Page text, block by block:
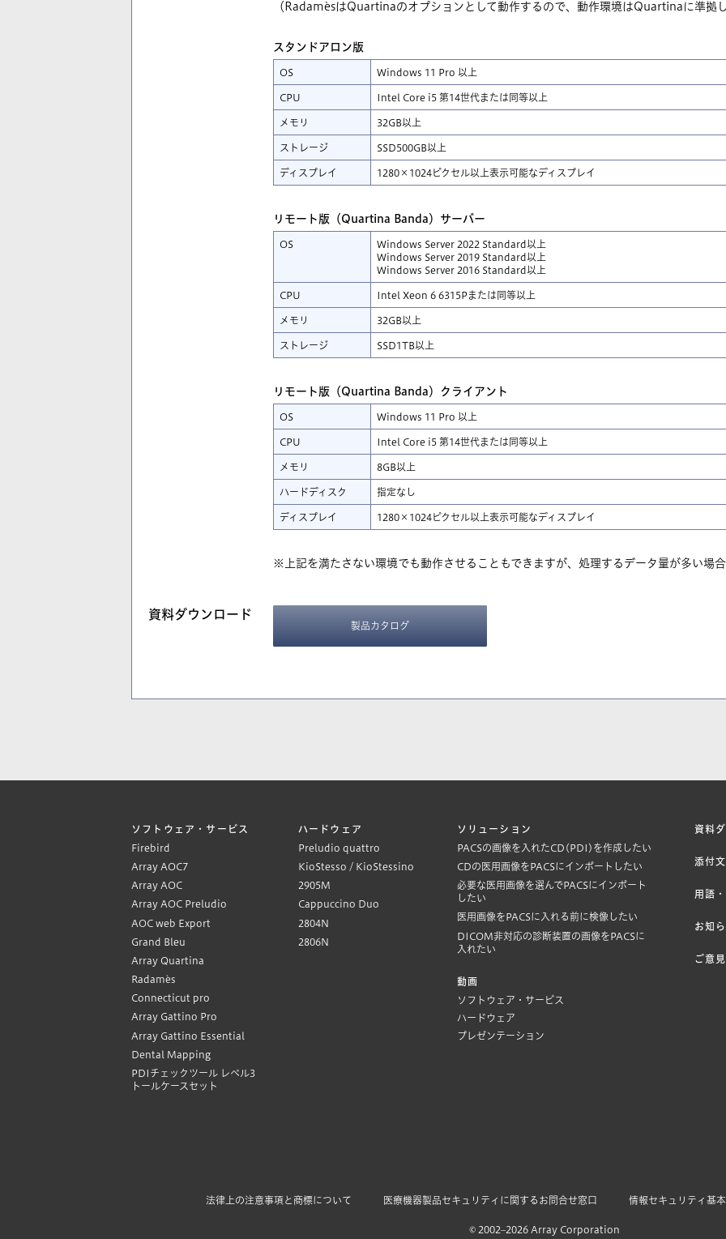
（RadamèsはQuartinaのオプションとして動作するので、動作環境はQuartinaに準拠し
スタンドアロン版
OS Windows 11 Pro 以上
CPU Intel Core i5 第14世代または同等以上
メモリ 32GB以上
ストレージ SSD500GB以上
ディスプレイ 1280×1024ピクセル以上表示可能なディスプレイ
リモート版（Quartina Banda）サーバー
OS
Windows Server 2022 Standard以上
Windows Server 2019 Standard以上
Windows Server 2016 Standard以上
CPU Intel Xeon 6 6315Pまたは同等以上
メモリ 32GB以上
ストレージ SSD1TB以上
リモート版（Quartina Banda）クライアント
OS Windows 11 Pro 以上
CPU Intel Core i5 第14世代または同等以上
メモリ 8GB以上
ハードディスク 指定なし
ディスプレイ 1280×1024ピクセル以上表示可能なディスプレイ
※上記を満たさない環境でも動作させることもできますが、処理するデータ量が多い場
資料ダウンロード
製品カタログ
ソフトウェア・サービス
Firebird
Array AOC7
Array AOC
Array AOC Preludio
AOC web Export
Grand Bleu
Array Quartina
Radamès
Connecticut pro
Array Gattino Pro
Array Gattino Essential
Dental Mapping
PDIチェックツール レベル3
トールケースセット
ハードウェア
Preludio quattro
KioStesso / KioStessino
2905M
Cappuccino Duo
2804N
2806N
ソリューション
PACSの画像を入れたCD(PDI)を作成したい
CDの医用画像をPACSにインポートしたい
必要な医用画像を選んでPACSにインポート
したい
医用画像をPACSに入れる前に検像したい
DICOM非対応の診断装置の画像をPACSに
入れたい
動画
ソフトウェア・サービス
ハードウェア
プレゼンテーション
資料
添付
用語
お知
ご意
法律上の注意事項と商標について 医療機器製品セキュリティに関するお問合せ窓口 情報セキュリティ基
© 2002–2026 Array Corporation